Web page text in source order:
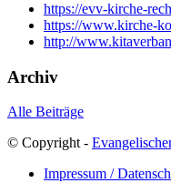
https://evv-kirche-
https://www.kirche-
http://
Archiv
Alle Beiträge
© Copyright -
Impressum /